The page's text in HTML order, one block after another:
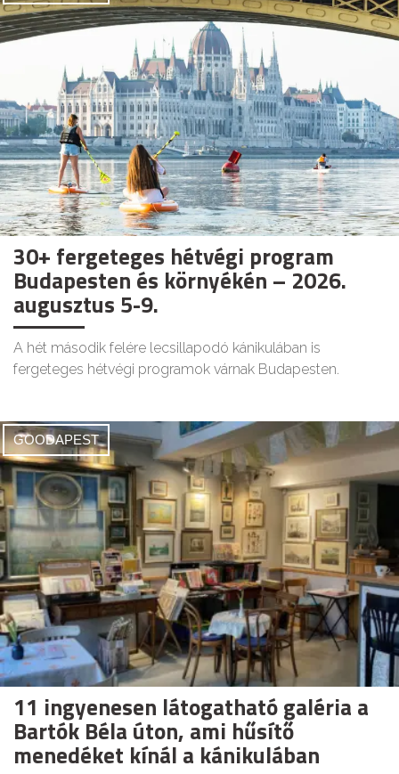
30+ fergeteges hétvégi program
Budapesten és környékén – 2026.
augusztus 5-9.
A hét második felére lecsillapodó kánikulában is
fergeteges hétvégi programok várnak Budapesten.
GOODAPEST
11 ingyenesen látogatható galéria a
Bartók Béla úton, ami hűsítő
menedéket kínál a kánikulában